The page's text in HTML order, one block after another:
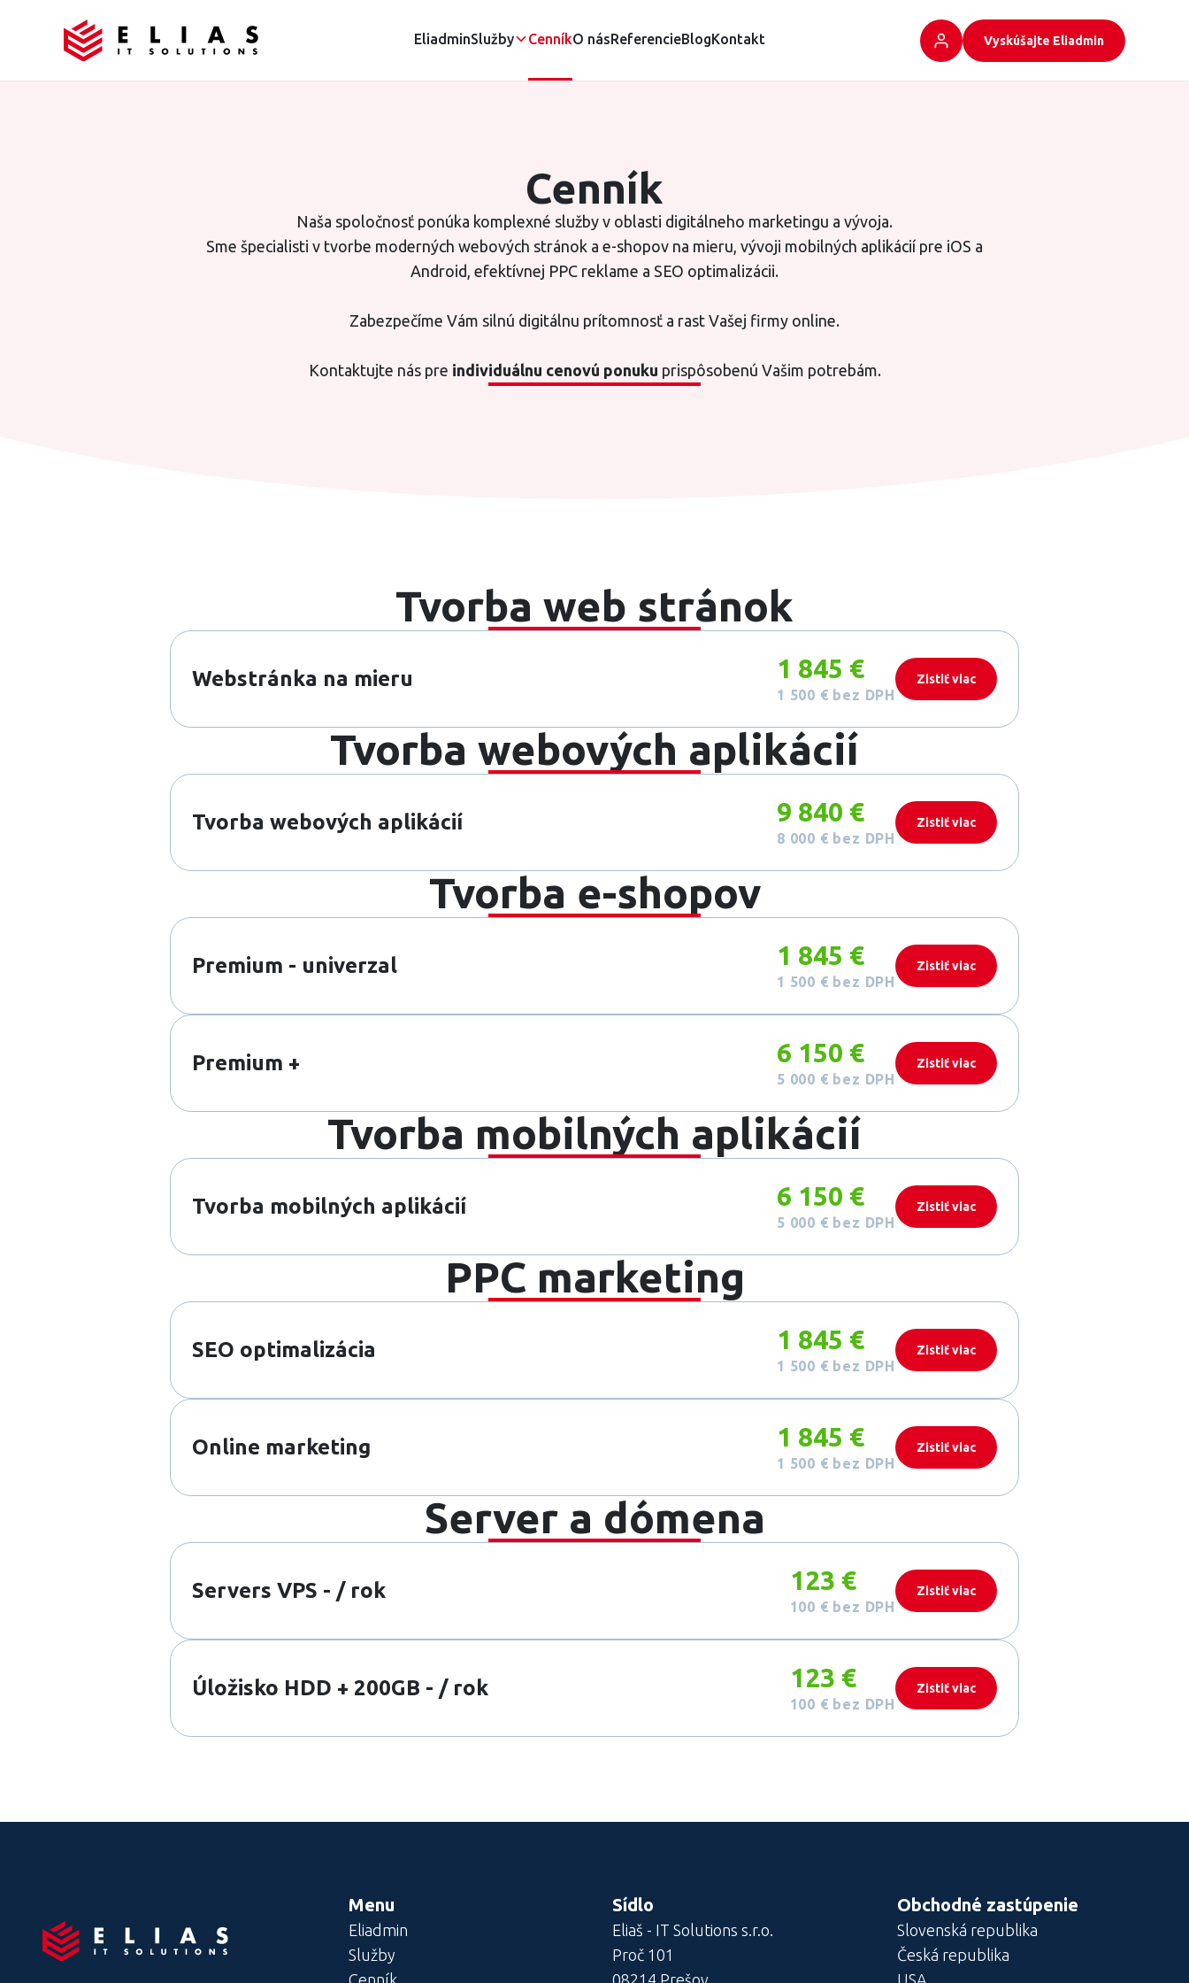
EliadminSlužby CenníkO násReferencieBlogKontakt Vyskúšajte Eliadmin
Cenník
Naša spoločnosť ponúka komplexné služby v oblasti digitálneho marketingu a vývoja.
Sme špecialisti v tvorbe moderných webových stránok a e-shopov na mieru, vývoji mobilných aplikácií pre iOS a
Android, efektívnej PPC reklame a SEO optimalizácii.
Zabezpečíme Vám silnú digitálnu prítomnosť a rast Vašej firmy online.
Kontaktujte nás pre individuálnu cenovú ponuku prispôsobenú Vašim potrebám.
Tvorba web stránok
Webstránka na mieru 1 845 €
1 500 € bez DPH
Zistiť viac
Tvorba webových aplikácií
Tvorba webových aplikácií 9 840 €
8 000 € bez DPH
Zistiť viac
Tvorba e-shopov
Premium - univerzal 1 845 €
1 500 € bez DPH
Zistiť viac
Premium + 6 150 €
5 000 € bez DPH
Zistiť viac
Tvorba mobilných aplikácií
Tvorba mobilných aplikácií 6 150 €
5 000 € bez DPH
Zistiť viac
PPC marketing
SEO optimalizácia 1 845 €
1 500 € bez DPH
Zistiť viac
Online marketing 1 845 €
1 500 € bez DPH
Zistiť viac
Server a dómena
Servers VPS - / rok 123 €
100 € bez DPH
Zistiť viac
Úložisko HDD + 200GB - / rok 123 €
100 € bez DPH
Zistiť viac
Menu
Eliadmin
Služby
Cenník
Obchodné zastúpenie
Slovenská republika
Česká republika
USA
Sídlo
Eliaš - IT Solutions s.r.o.
Proč 101
08214 Prešov